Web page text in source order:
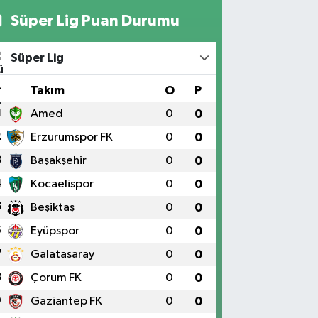
Süper Lig Puan Durumu
Süper Lig
Takım O P
Amed 0 0
Erzurumspor FK 0 0
Başakşehir 0 0
Kocaelispor 0 0
Beşiktaş 0 0
Eyüpspor 0 0
Galatasaray 0 0
Çorum FK 0 0
Gaziantep FK 0 0